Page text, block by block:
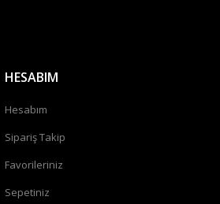
HESABIM
Hesabım
Sipariş Takip
Favorileriniz
Sepetiniz